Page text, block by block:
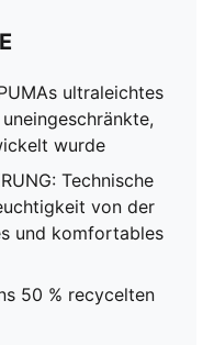
ultraleichtes
wurde
Technische
von der
und komfortables
50 % recycelten